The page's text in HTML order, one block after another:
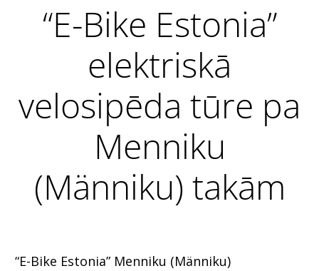
“E-Bike Estonia”
elektriskā
velosipēda tūre pa
Menniku
(Männiku) takām
“E-Bike Estonia” Menniku (Männiku)